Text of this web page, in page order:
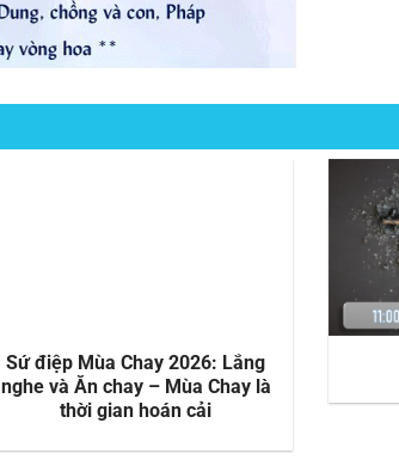
Sứ điệp Mùa Chay 2026: Lắng
nghe và Ăn chay – Mùa Chay là
thời gian hoán cải